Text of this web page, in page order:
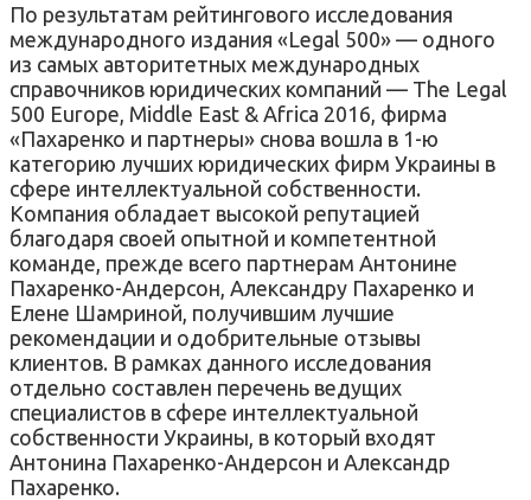
По результатам рейтингового исследования
международного издания «Legal 500» — одного
из самых авторитетных международных
справочников юридических компаний — The Legal
500 Europe, Middle East & Africa 2016, фирма
«Пахаренко и партнеры» снова вошла в 1-ю
категорию лучших юридических фирм Украины в
сфере интеллектуальной собственности.
Компания обладает высокой репутацией
благодаря своей опытной и компетентной
команде, прежде всего партнерам Антонине
Пахаренко-Андерсон, Александру Пахаренко и
Елене Шамриной, получившим лучшие
рекомендации и одобрительные отзывы
клиентов. В рамках данного исследования
отдельно составлен перечень ведущих
специалистов в сфере интеллектуальной
собственности Украины, в который входят
Антонина Пахаренко-Андерсон и Александр
Пахаренко.